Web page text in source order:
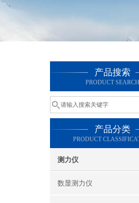
产品搜索
PRODUCT SEARCH
产品分类
PRODUCT
测力仪
数显测力仪